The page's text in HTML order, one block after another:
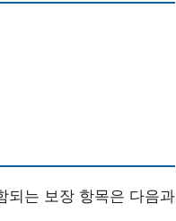
되는 보장 항목은 다음과